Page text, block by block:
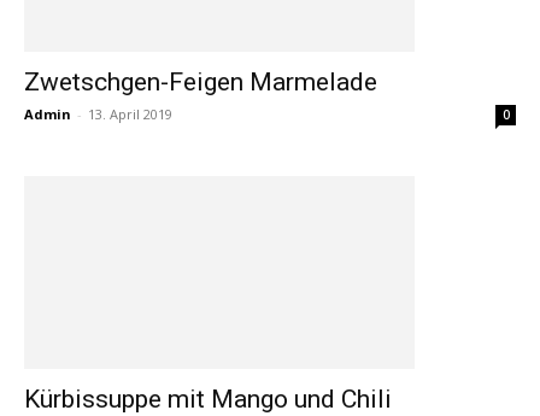
Zwetschgen-Feigen Marmelade
Admin - 13. April 2019 0
Kürbissuppe mit Mango und Chili